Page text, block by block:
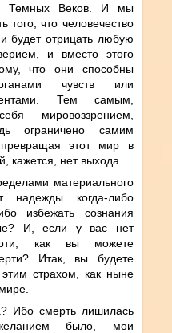
Темных Веков. И мы
того, что человечество
будет отрицать любую
и вместо этого
что они способны
чувств или
Тем самым,
мировоззрением,
ограничено самим
этот мир в
кажется, нет выхода.
материального
надежды когда-либо
избежать сознания
И, если у вас нет
как вы можете
Итак, вы будете
страхом, как ныне
Ибо смерть лишилась
было, мои